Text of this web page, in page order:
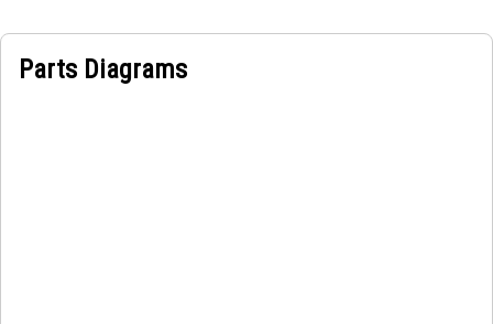
Parts Diagrams